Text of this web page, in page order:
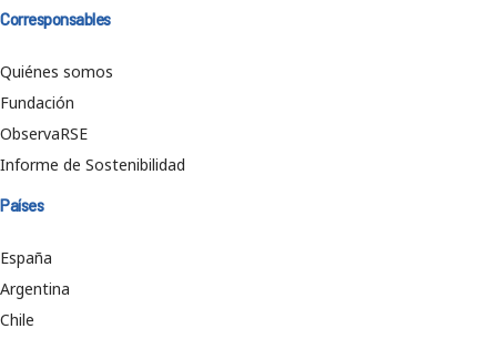
Corresponsables
Quiénes somos
Fundación
ObservaRSE
Informe de Sostenibilidad
Países
España
Argentina
Chile